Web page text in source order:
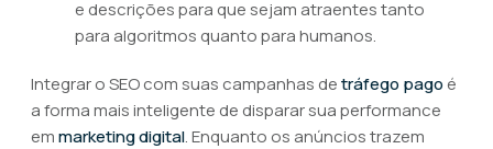
e descrições para que sejam atraentes tanto
para algoritmos quanto para humanos.
Integrar o SEO com suas campanhas detráfego pago é
a forma mais inteligente de disparar sua performance
emmarketing digital. Enquanto os anúncios trazem